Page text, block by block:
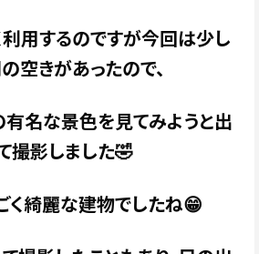
用するのですが今回は少し
空きがあったので、
名な景色を見てみようと出
撮影しました🤣
く綺麗な建物でしたね😁